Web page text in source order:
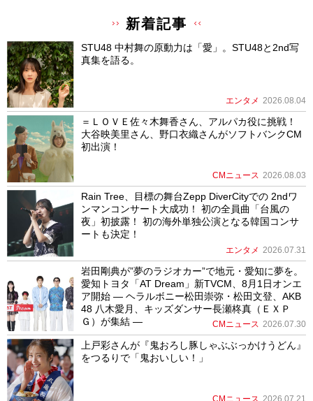
新着記事
STU48 中村舞の原動力は「愛」。STU48と2nd写
真集を語る。
エンタメ 2026.08.04
＝ＬＯＶＥ佐々木舞香さん、アルパカ役に挑戦！
大谷映美里さん、野口衣織さんがソフトバンクCM
初出演！
CMニュース 2026.08.03
Rain Tree、目標の舞台Zepp DiverCityでの 2ndワ
ンマンコンサート大成功！ 初の全員曲「台風の
夜」初披露！ 初の海外単独公演となる韓国コンサ
ートも決定！
エンタメ 2026.07.31
岩田剛典が”夢のラジオカー”で地元・愛知に夢を。
愛知トヨタ「AT Dream」新TVCM、8月1日オンエ
ア開始 ― ヘラルボニー松田崇弥・松田文登、AKB
48 八木愛月、キッズダンサー長瀬柊真（ＥＸＰ
Ｇ）が集結 ―
CMニュース 2026.07.30
上戸彩さんが『鬼おろし豚しゃぶぶっかけうどん』
をつるりで「鬼おいしい！」
CMニュース 2026.07.21